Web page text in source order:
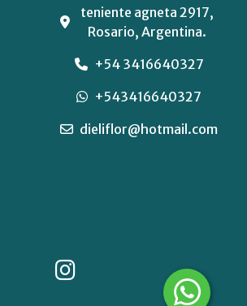
teniente agneta 2917,
Rosario, Argentina.
+54 3416640327
+543416640327
dieliflor@hotmail.com